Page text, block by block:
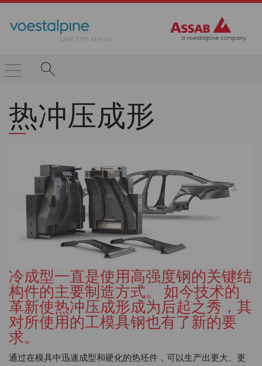
热冲压成形
冷成型一直是使用高强度钢的关键结
构件的主要制造方式。 如今技术的
革新使热冲压成形成为后起之秀，其
对所使用的工模具钢也有了新的要
求。
通过在模具中迅速成型和硬化的热坯件，可以生产出更大、更